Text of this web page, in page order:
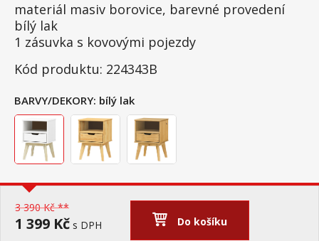
materiál masiv borovice, barevné provedení
bílý lak
1 zásuvka s kovovými pojezdy
Kód produktu: 224343B
BARVY/DEKORY: bílý lak
3 390 Kč **
1 399 Kč s DPH Do košíku